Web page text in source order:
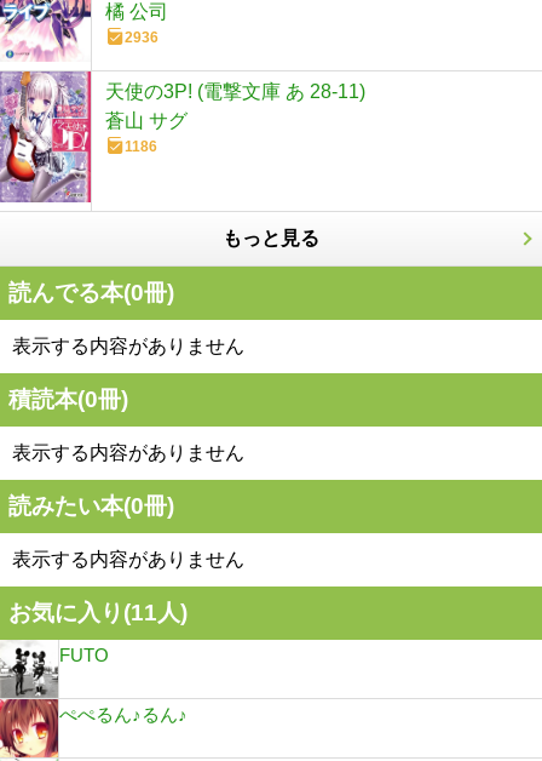
橘 公司
2936
天使の3P! (電撃文庫 あ 28-11)
蒼山 サグ
1186
もっと見る
読んでる本(0冊)
表示する内容がありません
積読本(0冊)
表示する内容がありません
読みたい本(0冊)
表示する内容がありません
お気に入り(11人)
FUTO
ぺぺるん♪るん♪